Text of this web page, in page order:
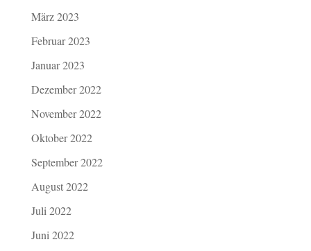
März 2023
Februar 2023
Januar 2023
Dezember 2022
November 2022
Oktober 2022
September 2022
August 2022
Juli 2022
Juni 2022